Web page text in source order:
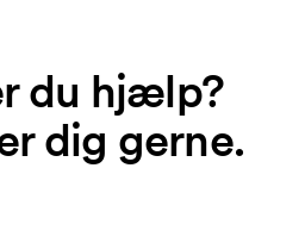
du hjælp?
dig gerne.